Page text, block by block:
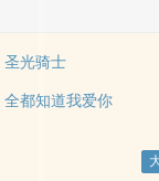
圣光骑士
全都知道我爱你